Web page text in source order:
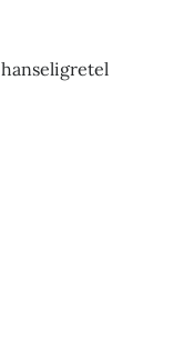
hanseligretel